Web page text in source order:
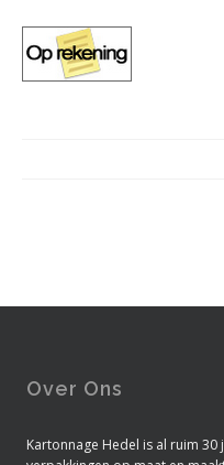
Over Ons
Kartonnage Hedel is al ruim